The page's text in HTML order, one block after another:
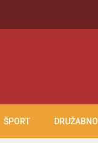
ŠPORT DRUŽABNO